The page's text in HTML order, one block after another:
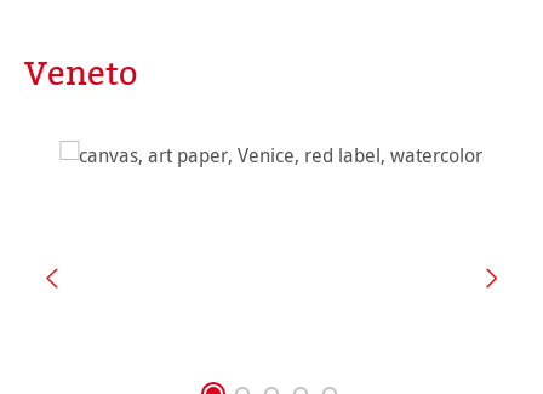
Veneto
Ignorer la galerie d'images